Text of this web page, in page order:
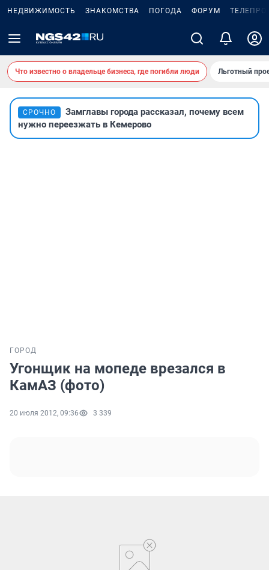
НЕДВИЖИМОСТЬ ЗНАКОМСТВА ПОГОДА ФОРУМ
Что известно о владельце бизнеса, где погибли люди Льготный
СРОЧНО
Замглавы города рассказал, почему всем
нужно переезжать в Кемерово
ГОРОД
Угонщик на мопеде врезался в
КамАЗ (фото)
20 июля 2012, 09:36 3 339